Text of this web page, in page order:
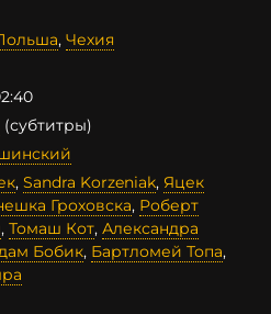
, Чехия
(субтитры)
, Sandra Korzeniak, Яцек
Гроховска, Роберт
, Томаш Кот, Александра
Бобик, Бартломей Топа,